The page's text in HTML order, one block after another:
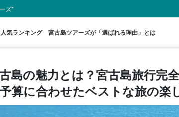
ズ"
人気ランキング 宮古島ツアーズが「選ばれる理由」とは
スポットから
送迎付きプラン ウミガメツアー レンタカー
お
島の魅力とは？宮古島旅行完
算に合わせたベストな旅の楽